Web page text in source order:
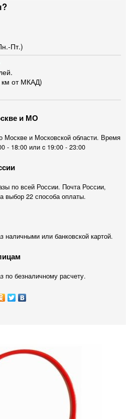
Пт.)
от МКАД)
и МО
Москве и Московской области. Время
- 18:00 или c 19:00 - 23:00
по всей России. Почта России,
22 способа оплаты.
наличными или банковской картой.
по безналичному расчету.